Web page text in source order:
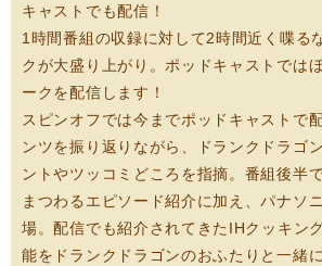
キャストでも配信！
1時間番組の収録に対して2時間近く喋る
クが大盛り上がり。ポッドキャストでは
ークを配信します！
スピンオフでは今までポッドキャストで
ンツを振り返りながら、ドランクドラゴ
ントやツッコミどころを指摘。番組後半
まつわるエピソード紹介に加え、パナソ
場。配信でも紹介されてきたIHクッキン
能をドランクドラゴンのおふたりと一緒